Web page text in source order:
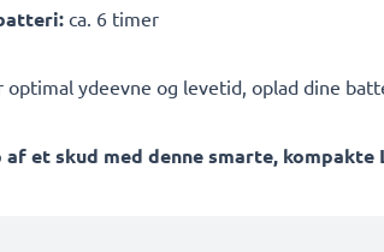
ca. 6 timer
optimal ydeevne og levetid, oplad dine
et skud med denne smarte,